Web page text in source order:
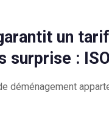
un
surprise :
déménagement